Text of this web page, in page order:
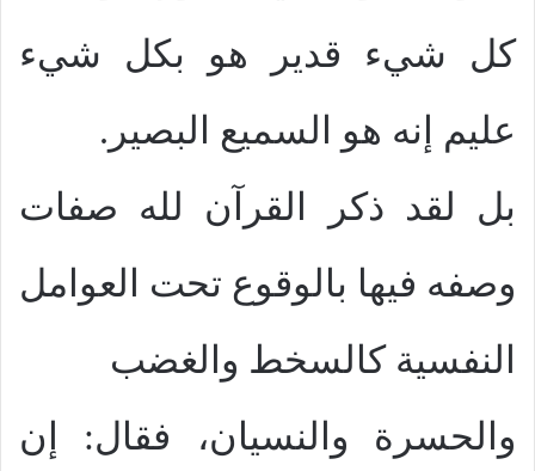
كل شيء قدير هو بكل شيء
عليم إنه هو السميع البصير.
بل لقد ذكر القرآن لله صفات
وصفه فيها بالوقوع تحت العوامل
النفسية كالسخط والغضب
والحسرة والنسيان، فقال: إن